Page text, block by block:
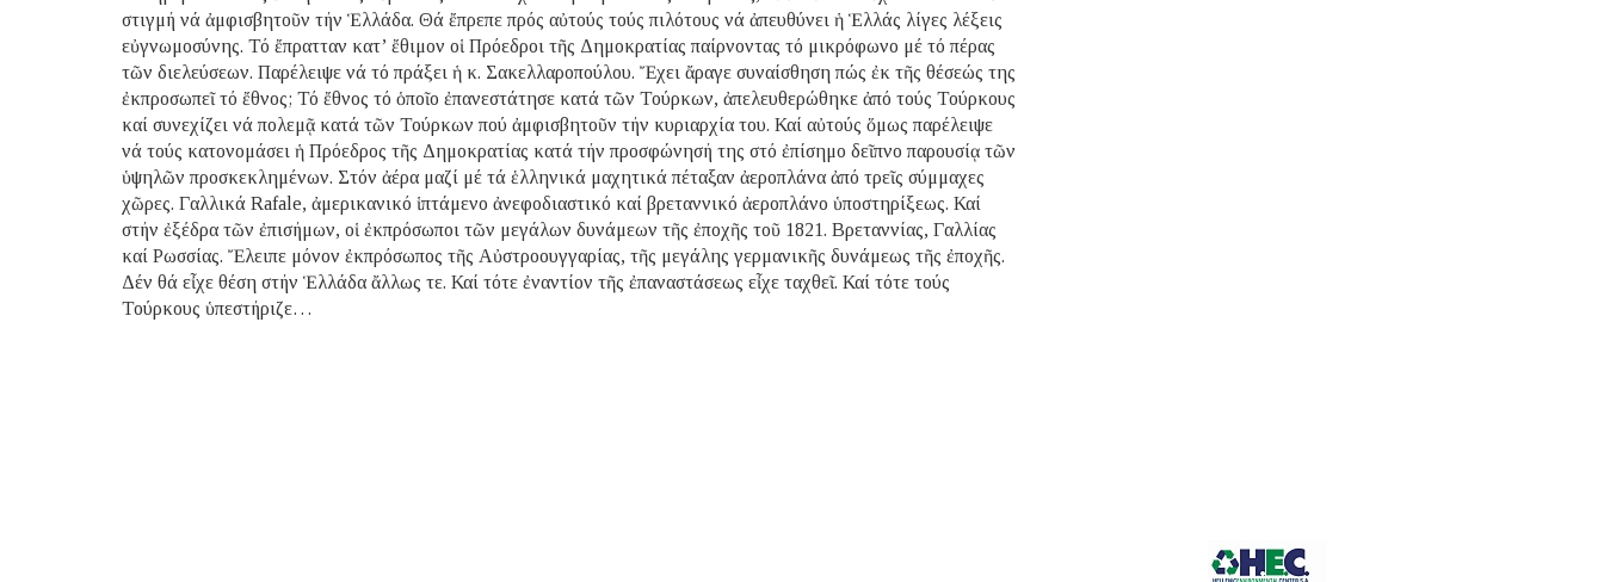
στιγμή νά ἀμφισβητοῦν τήν Ἑλλάδα. Θά ἔπρεπε πρός αὐτούς τούς πιλότους νά ἀπευθύνει ἡ Ἑλλάς λίγες λέξεις
εὐγνωμοσύνης. Τό ἔπρατταν κατ’ ἔθιμον οἱ Πρόεδροι τῆς Δημοκρατίας παίρνοντας τό μικρόφωνο μέ τό πέρας
τῶν διελεύσεων. Παρέλειψε νά τό πράξει ἡ κ. Σακελλαροπούλου. Ἔχει ἄραγε συναίσθηση πώς ἐκ τῆς θέσεώς της
ἐκπροσωπεῖ τό ἔθνος; Τό ἔθνος τό ὁποῖο ἐπανεστάτησε κατά τῶν Τούρκων, ἀπελευθερώθηκε ἀπό τούς Τούρκους
καί συνεχίζει νά πολεμᾷ κατά τῶν Τούρκων πού ἀμφισβητοῦν τήν κυριαρχία του. Καί αὐτούς ὅμως παρέλειψε
νά τούς κατονομάσει ἡ Πρόεδρος τῆς Δημοκρατίας κατά τήν προσφώνησή της στό ἐπίσημο δεῖπνο παρουσίᾳ τῶν
ὑψηλῶν προσκεκλημένων. Στόν ἀέρα μαζί μέ τά ἑλληνικά μαχητικά πέταξαν ἀεροπλάνα ἀπό τρεῖς σύμμαχες
χῶρες. Γαλλικά Rafale, ἀμερικανικό ἱπτάμενο ἀνεφοδιαστικό καί βρεταννικό ἀεροπλάνο ὑποστηρίξεως. Καί
στήν ἐξέδρα τῶν ἐπισήμων, οἱ ἐκπρόσωποι τῶν μεγάλων δυνάμεων τῆς ἐποχῆς τοῦ 1821. Βρεταννίας, Γαλλίας
καί Ρωσσίας. Ἔλειπε μόνον ἐκπρόσωπος τῆς Αὐστροουγγαρίας, τῆς μεγάλης γερμανικῆς δυνάμεως τῆς ἐποχῆς.
Δέν θά εἶχε θέση στήν Ἑλλάδα ἄλλως τε. Καί τότε ἐναντίον τῆς ἐπαναστάσεως εἶχε ταχθεῖ. Καί τότε τούς
Τούρκους ὑπεστήριζε…